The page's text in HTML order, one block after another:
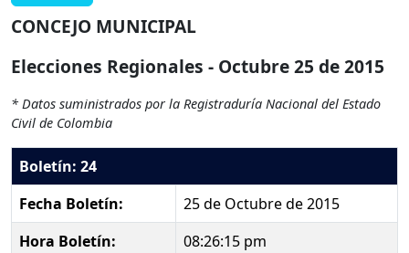
CONCEJO MUNICIPAL
Elecciones Regionales - Octubre 25 de 2015
* Datos suministrados por la Registraduría Nacional del Estado
Civil de Colombia
Boletín: 24
Fecha Boletín:
25 de Octubre de 2015
Hora Boletín:
08:26:15 pm